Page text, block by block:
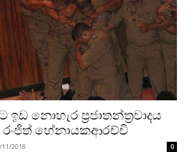
ඉඩ නොහැර ප්‍රජාතන්ත්‍රවාදය
රංජිත් හේනායකආරච්චි
11/2018 0